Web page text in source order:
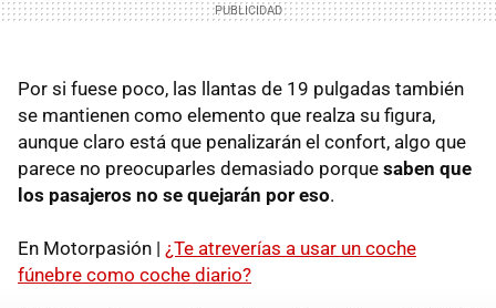
Por si fuese poco, las llantas de 19 pulgadas también
se mantienen como elemento que realza su figura,
aunque claro está que penalizarán el confort, algo que
parece no preocuparles demasiado porque saben que
los pasajeros no se quejarán por eso.
En Motorpasión | ¿Te atreverías a usar un coche
fúnebre como coche diario?